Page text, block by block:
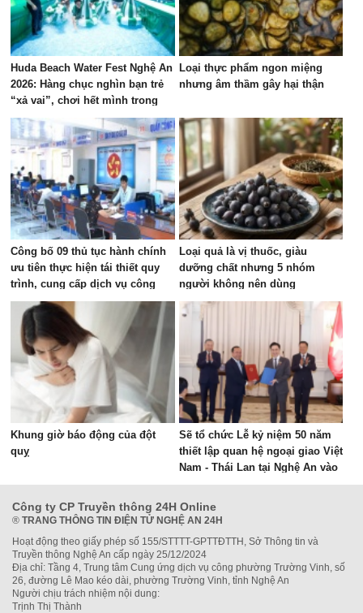
Huda Beach Water Fest Nghệ An
2026: Hàng chục nghìn bạn trẻ
“xả vai”, chơi hết mình trong
đại tiệc nhạc nước “Giờ Chân
Thành” lớn bậc nhất miền
Trung
Loại thực phẩm ngon miệng
nhưng âm thầm gây hại thận
Công bố 09 thủ tục hành chính
ưu tiên thực hiện tái thiết quy
trình, cung cấp dịch vụ công
trực tuyến trên địa bàn tỉnh
Loại quả là vị thuốc, giàu
dưỡng chất nhưng 5 nhóm
người không nên dùng
Khung giờ báo động của đột
quỵ
Sẽ tổ chức Lễ kỷ niệm 50 năm
thiết lập quan hệ ngoại giao Việt
Nam - Thái Lan tại Nghệ An vào
ngày 10/8
Công ty CP Truyền thông 24H Online
® TRANG THÔNG TIN ĐIỆN TỬ NGHỆ AN 24H
Hoạt động theo giấy phép số 155/STTTT-GPTTĐTTH, Sở Thông tin và
Truyền thông Nghệ An cấp ngày 25/12/2024
Địa chỉ: Tầng 4, Trung tâm Cung ứng dịch vụ công phường Trường Vinh, số
26, đường Lê Mao kéo dài, phường Trường Vinh, tỉnh Nghệ An
Người chịu trách nhiệm nội dung:
Trịnh Thị Thành